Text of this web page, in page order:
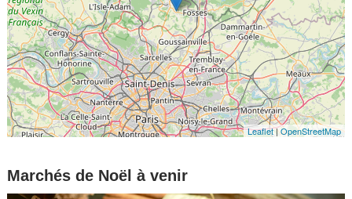
Leaflet|OpenStreetMap
Marchés de Noël à venir